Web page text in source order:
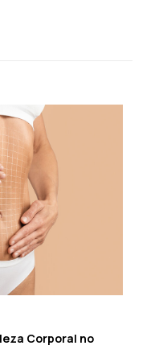
Corporal no